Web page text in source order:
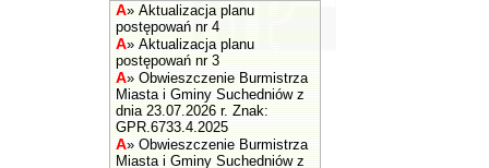
A» Aktualizacja planu
postępowań nr 4
A» Aktualizacja planu
postępowań nr 3
A» Obwieszczenie Burmistrza
Miasta i Gminy Suchedniów z
dnia 23.07.2026 r. Znak:
GPR.6733.4.2025
A» Obwieszczenie Burmistrza
Miasta i Gminy Suchedniów z